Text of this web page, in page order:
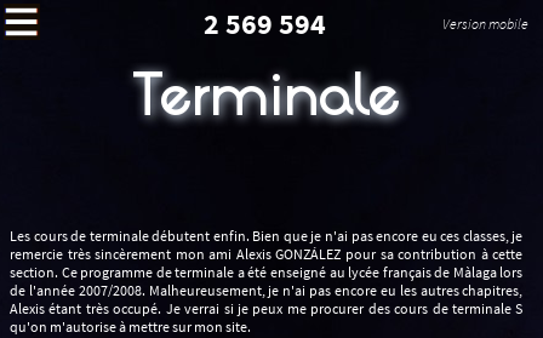
2 569 594 Version mobile
Terminale
Les cours de terminale débutent enfin. Bien que je n'ai pas encore eu ces classes, je
remercie très sincèrement mon ami Alexis GONZÁLEZ pour sa contribution à cette
section. Ce programme de terminale a été enseigné au lycée français de Màlaga lors
de l'année 2007/2008. Malheureusement, je n'ai pas encore eu les autres chapitres,
Alexis étant très occupé. Je verrai si je peux me procurer des cours de terminale S
qu'on m'autorise à mettre sur mon site.